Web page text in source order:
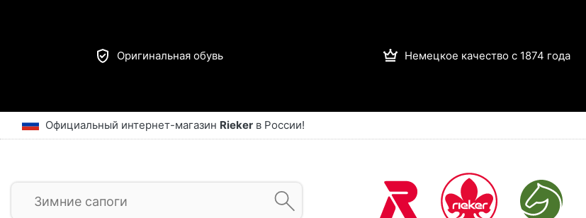
Оригинальная обувь Немецкое качество с 1874 года
Официальный интернет-магазин Rieker в России!